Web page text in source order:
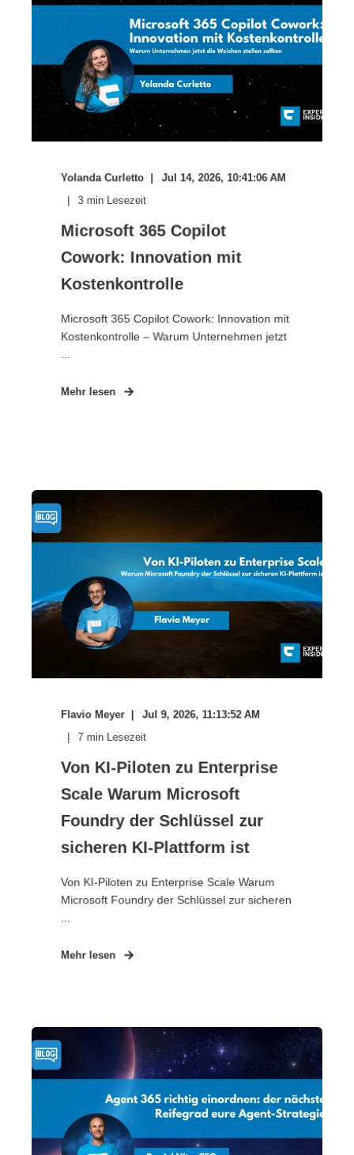
Yolanda Curletto Jul 14, 2026, 10:41:06 AM
3 min Lesezeit
Microsoft 365 Copilot
Cowork: Innovation mit
Kostenkontrolle
Microsoft 365 Copilot Cowork: Innovation mit
Kostenkontrolle – Warum Unternehmen jetzt
Mehr lesen
Flavio Meyer Jul 9, 2026, 11:13:52 AM
7 min Lesezeit
Von KI-Piloten zu Enterprise
Scale Warum Microsoft
Foundry der Schlüssel zur
sicheren KI-Plattform ist
Von KI-Piloten zu Enterprise Scale Warum
Microsoft Foundry der Schlüssel zur sicheren
...
Mehr lesen